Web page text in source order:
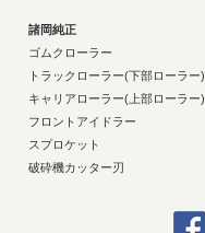
諸岡純正
ゴムクローラー
トラックローラー(下部ローラー)
キャリアローラー(上部ローラー)
フロントアイドラー
スプロケット
破砕機カッター刃